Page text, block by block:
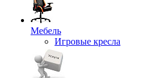
Мебель
Игровые кресла